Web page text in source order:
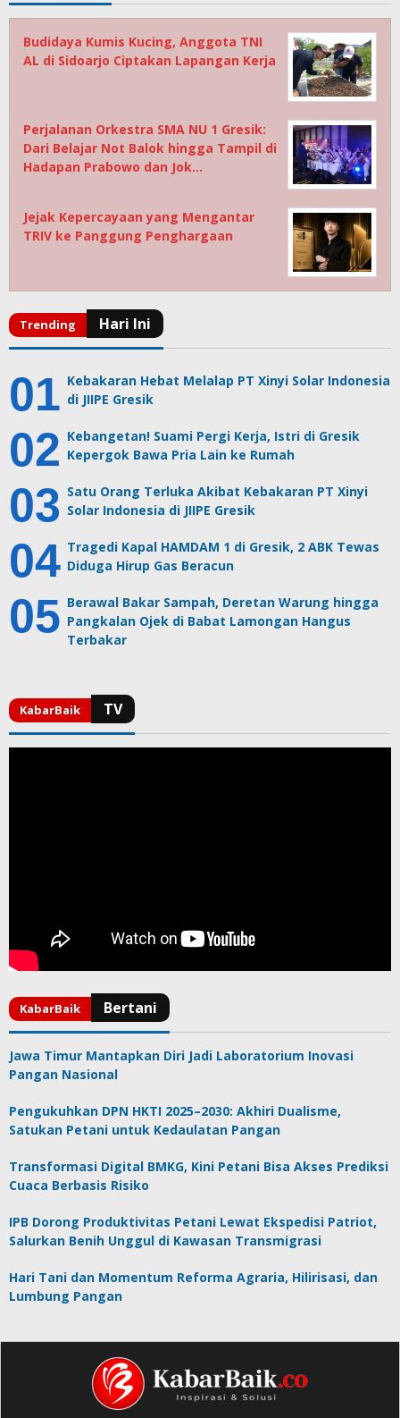
Budidaya Kumis Kucing, Anggota TNI
AL di Sidoarjo Ciptakan Lapangan Kerja
Perjalanan Orkestra SMA NU 1 Gresik:
Dari Belajar Not Balok hingga Tampil di
Hadapan Prabowo dan Jok…
Jejak Kepercayaan yang Mengantar
TRIV ke Panggung Penghargaan
Kebakaran Hebat Melalap PT Xinyi Solar Indonesia
di JIIPE Gresik
Kebangetan! Suami Pergi Kerja, Istri di Gresik
Kepergok Bawa Pria Lain ke Rumah
Satu Orang Terluka Akibat Kebakaran PT Xinyi
Solar Indonesia di JIIPE Gresik
Tragedi Kapal HAMDAM 1 di Gresik, 2 ABK Tewas
Diduga Hirup Gas Beracun
Berawal Bakar Sampah, Deretan Warung hingga
Pangkalan Ojek di Babat Lamongan Hangus
Terbakar
Jawa Timur Mantapkan Diri Jadi Laboratorium Inovasi
Pangan Nasional
Pengukuhkan DPN HKTI 2025–2030: Akhiri Dualisme,
Satukan Petani untuk Kedaulatan Pangan
Transformasi Digital BMKG, Kini Petani Bisa Akses Prediksi
Cuaca Berbasis Risiko
IPB Dorong Produktivitas Petani Lewat Ekspedisi Patriot,
Salurkan Benih Unggul di Kawasan Transmigrasi
Hari Tani dan Momentum Reforma Agraria, Hilirisasi, dan
Lumbung Pangan